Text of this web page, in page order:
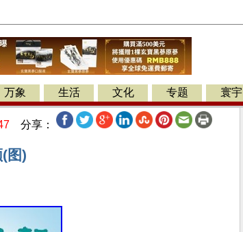
万象 生活 文化 专题 寰宇
分享：
图)